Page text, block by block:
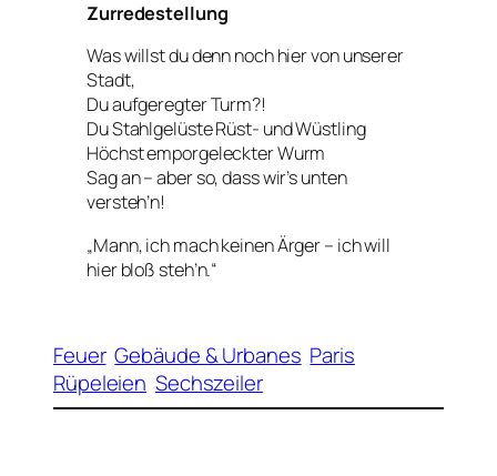
Zurredestellung
Was willst du denn noch hier von unserer
Stadt,
Du aufgeregter Turm?!
Du Stahlgelüste Rüst- und Wüstling
Höchst emporgeleckter Wurm
Sag an – aber so, dass wir’s unten
versteh’n!
„Mann, ich mach keinen Ärger – ich will
hier bloß steh’n.“
Feuer Gebäude & Urbanes Paris
Rüpeleien Sechszeiler